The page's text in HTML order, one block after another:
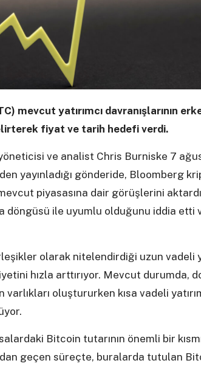
mevcut yatırımcı davranışlarının
fiyat ve tarih hedefi verdi.
ve analist Chris Burniske 7
yayınladığı gönderide, Bloomberg
piyasasına dair görüşlerini
döngüsü ile uyumlu olduğunu iddia etti
olarak nitelendirdiği uzun vadeli
hızla arttırıyor. Mevcut durumda,
varlıkları oluştururken kısa vadeli
Bitcoin tutarının önemli bir
geçen süreçte, buralarda tutulan